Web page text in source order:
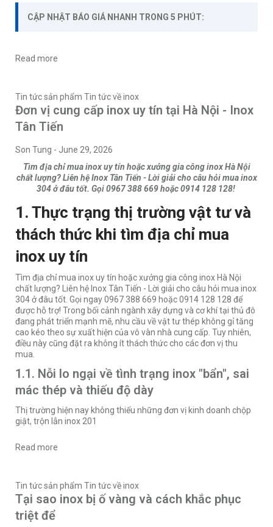
CẬP NHẬT BÁO GIÁ NHANH TRONG 5 PHÚT:
Read more
Tin tức sản phẩm Tin tức về inox
Đơn vị cung cấp inox uy tín tại Hà Nội - Inox
Tân Tiến
Son Tung - June 29, 2026
Tìm địa chỉ mua inox uy tín hoặc xưởng gia công inox Hà Nội
chất lượng? Liên hệ Inox Tân Tiến - Lời giải cho câu hỏi mua inox
304 ở đâu tốt. Gọi 0967 388 669 hoặc 0914 128 128!
1. Thực trạng thị trường vật tư và
thách thức khi tìm địa chỉ mua
inox uy tín
Tìm địa chỉ mua inox uy tín hoặc xưởng gia công inox Hà Nội
chất lượng? Liên hệ Inox Tân Tiến - Lời giải cho câu hỏi mua inox
304 ở đâu tốt. Gọi ngay 0967 388 669 hoặc 0914 128 128 để
được hỗ trợ! Trong bối cảnh ngành xây dựng và cơ khí tại thủ đô
đang phát triển mạnh mẽ, nhu cầu về vật tư thép không gỉ tăng
cao kéo theo sự xuất hiện của vô vàn nhà cung cấp. Tuy nhiên,
điều này cũng đặt ra không ít thách thức cho các đơn vị thu
mua.
1.1. Nỗi lo ngại về tình trạng inox "bẩn", sai
mác thép và thiếu độ dày
Thị trường hiện nay không thiếu những đơn vị kinh doanh chộp
giật, trộn lẫn inox 201
Read more
Tin tức sản phẩm Tin tức về inox
Tại sao inox bị ố vàng và cách khắc phục
triệt để